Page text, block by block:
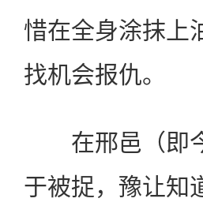
惜在全身涂抹上
找机会报仇。
在邢邑（即今
于被捉，豫让知